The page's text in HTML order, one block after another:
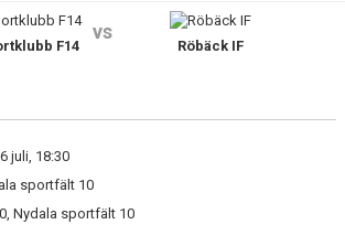
F14
vs
Röbäck IF
juli, 18:30
sportfält 10
Nydala sportfält 10